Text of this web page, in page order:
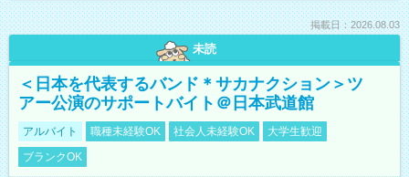
掲載日：2026.08.03
未読
＜日本を代表するバンド＊サカナクション＞ツ
アー公演のサポートバイト＠日本武道館
アルバイト 職種未経験OK 社会人未経験OK
大学生歓迎
ブランクOK